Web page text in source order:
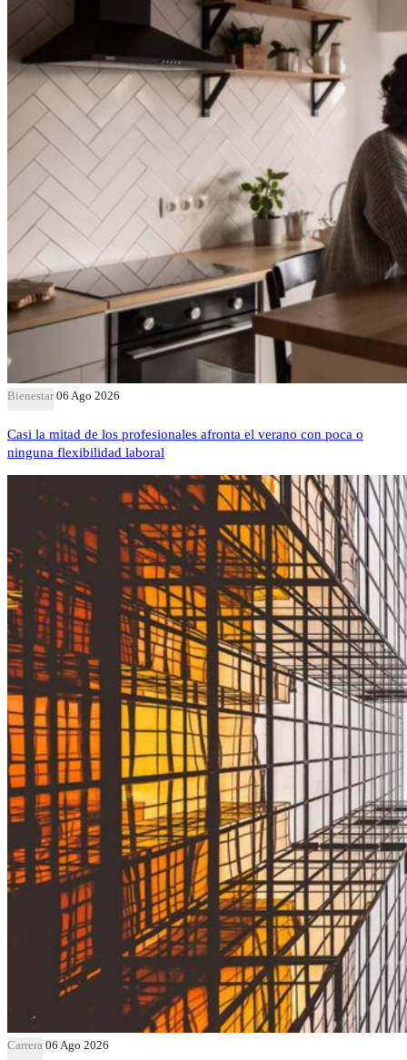
Bienestar 06 Ago 2026
Casi la mitad de los profesionales afronta el verano con poca o
ninguna flexibilidad laboral
Carrera 06 Ago 2026